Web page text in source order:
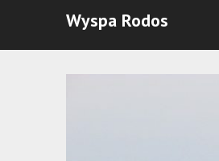
Wyspa Rodos